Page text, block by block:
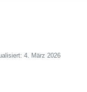
4. März 2026